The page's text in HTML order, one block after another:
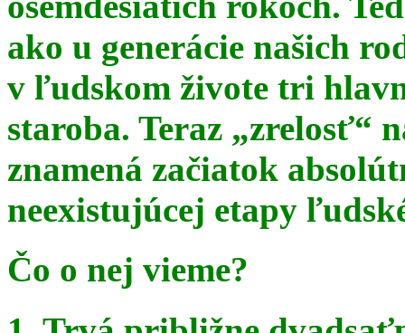
ako u generácie našich
v ľudskom živote tri
staroba. Teraz „zrelosť“
znamená začiatok
neexistujúcej etapy
Čo o nej vieme?